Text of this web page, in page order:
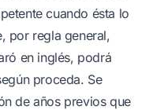
cuando ésta lo
por regla general,
en inglés, podrá
proceda. Se
de años previos que